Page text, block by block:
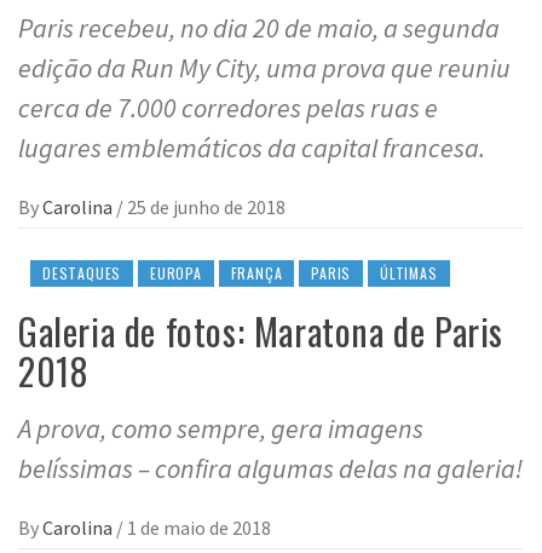
Paris recebeu, no dia 20 de maio, a segunda
edição da Run My City, uma prova que reuniu
cerca de 7.000 corredores pelas ruas e
lugares emblemáticos da capital francesa.
ByCarolina / 25 de junho de 2018
DESTAQUES EUROPA FRANÇA PARIS ÚLTIMAS
Galeria de fotos: Maratona de Paris
2018
A prova, como sempre, gera imagens
belíssimas – confira algumas delas na galeria!
ByCarolina / 1 de maio de 2018